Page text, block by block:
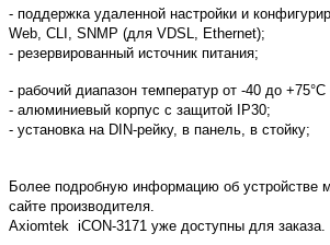
- поддержка удаленной настройки и
Web , CLI, SNMP (для VDSL, Ethernet);
- резервированный источник питания;
- рабочий диапазон температур от -40 до +75°C
- алюминиевый корпус с защитой IP30;
- установка на DIN-рейку, в панель, в стойку;
Более подробную информацию об устройстве
сайте производителя.
Axiomtek iCON-3171 уже доступны для заказа.